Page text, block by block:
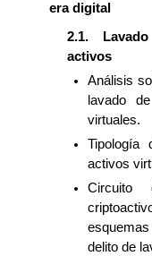
era digital
activos
Análisis
lavado
virtuales.
Tipología
activos
Circuito
delito de